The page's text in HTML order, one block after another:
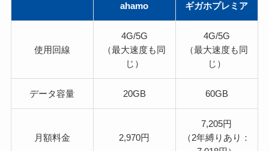
ahamo ギガホプレミア
使用回線
4G/5G
（最大速度も同
じ）
4G/5G
（最大速度も同
じ）
データ容量 20GB 60GB
月額料金 2,970円
7,205円
（2年縛りあり：